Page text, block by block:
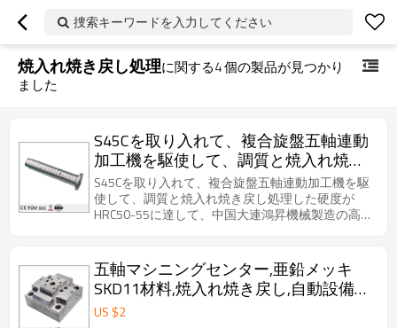
捜索キーワードを入力してください
焼入れ焼き戻し処理に関する4個の製品が見つかり
ました
S45Cを取り入れて、複合旋盤五軸連動
加工機を駆使して、調質と焼入れ焼き
戻し処理した、機械設備用電機主軸。
S45Cを取り入れて、複合旋盤五軸連動加工機を駆
使して、調質と焼入れ焼き戻し処理した硬度が
HRC50-55に達して、中国大連鴻昇機械製造の高耐
五軸マシニングセンター,亜鉛メッキ
SKD11材料,焼入れ焼き戻し,自動設備用
機加工部品.
US $2